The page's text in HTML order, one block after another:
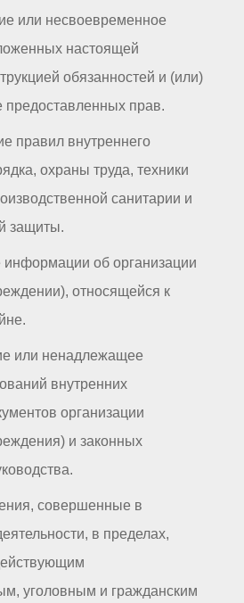
или несвоевременное
настоящей
обязанностей и (или)
предоставленных прав.
правил внутреннего
охраны труда, техники
санитарии и
защиты.
информации об организации
относящейся к
или ненадлежащее
внутренних
организации
и законных
совершенные в
в пределах,
уголовным и гражданским